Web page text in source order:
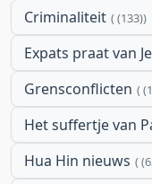
Criminaliteit (133)
Expats praat van
Grensconflicten
Het suffertje van
Hua Hin nieuws